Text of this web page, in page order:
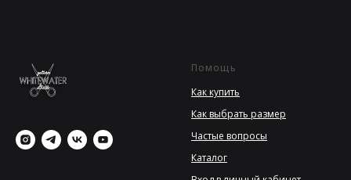
Помощь
Как купить
Как выбрать размер
Частые вопросы
Каталог